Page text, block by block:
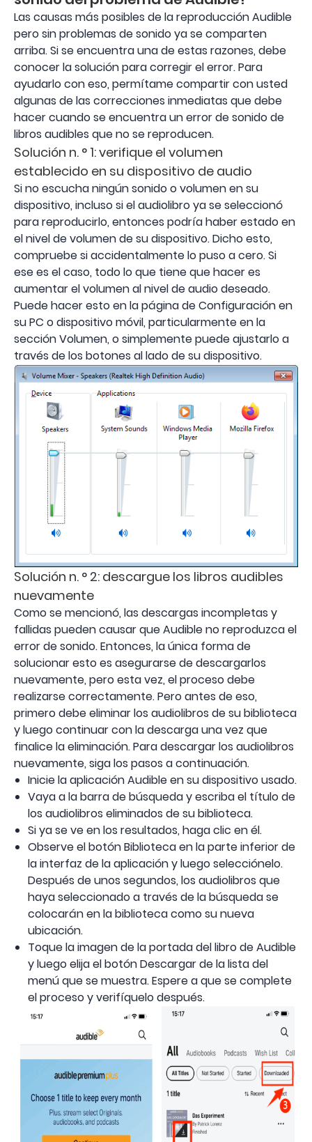
Las causas más posibles de la reproducción Audible
pero sin problemas de sonido ya se comparten
arriba. Si se encuentra una de estas razones, debe
conocer la solución para corregir el error. Para
ayudarlo con eso, permítame compartir con usted
algunas de las correcciones inmediatas que debe
hacer cuando se encuentra un error de sonido de
libros audibles que no se reproducen.
Solución n. ° 1: verifique el volumen
establecido en su dispositivo de audio
Si no escucha ningún sonido o volumen en su
dispositivo, incluso si el audiolibro ya se seleccionó
para reproducirlo, entonces podría haber estado en
el nivel de volumen de su dispositivo. Dicho esto,
compruebe si accidentalmente lo puso a cero. Si
ese es el caso, todo lo que tiene que hacer es
aumentar el volumen al nivel de audio deseado.
Puede hacer esto en la página de Configuración en
su PC o dispositivo móvil, particularmente en la
sección Volumen, o simplemente puede ajustarlo a
través de los botones al lado de su dispositivo.
Solución n. ° 2: descargue los libros audibles
nuevamente
Como se mencionó, las descargas incompletas y
fallidas pueden causar que Audible no reproduzca el
error de sonido. Entonces, la única forma de
solucionar esto es asegurarse de descargarlos
nuevamente, pero esta vez, el proceso debe
realizarse correctamente. Pero antes de eso,
primero debe eliminar los audiolibros de su biblioteca
y luego continuar con la descarga una vez que
finalice la eliminación. Para descargar los audiolibros
nuevamente, siga los pasos a continuación.
Inicie la aplicación Audible en su dispositivo usado.
Vaya a la barra de búsqueda y escriba el título de
los audiolibros eliminados de su biblioteca.
Si ya se ve en los resultados, haga clic en él.
Observe el botón Biblioteca en la parte inferior de
la interfaz de la aplicación y luego selecciónelo.
Después de unos segundos, los audiolibros que
haya seleccionado a través de la búsqueda se
colocarán en la biblioteca como su nueva
ubicación.
Toque la imagen de la portada del libro de Audible
y luego elija el botón Descargar de la lista del
menú que se muestra. Espere a que se complete
el proceso y verifíquelo después.